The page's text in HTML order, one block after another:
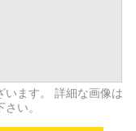
ます。 詳細な画像は
い。